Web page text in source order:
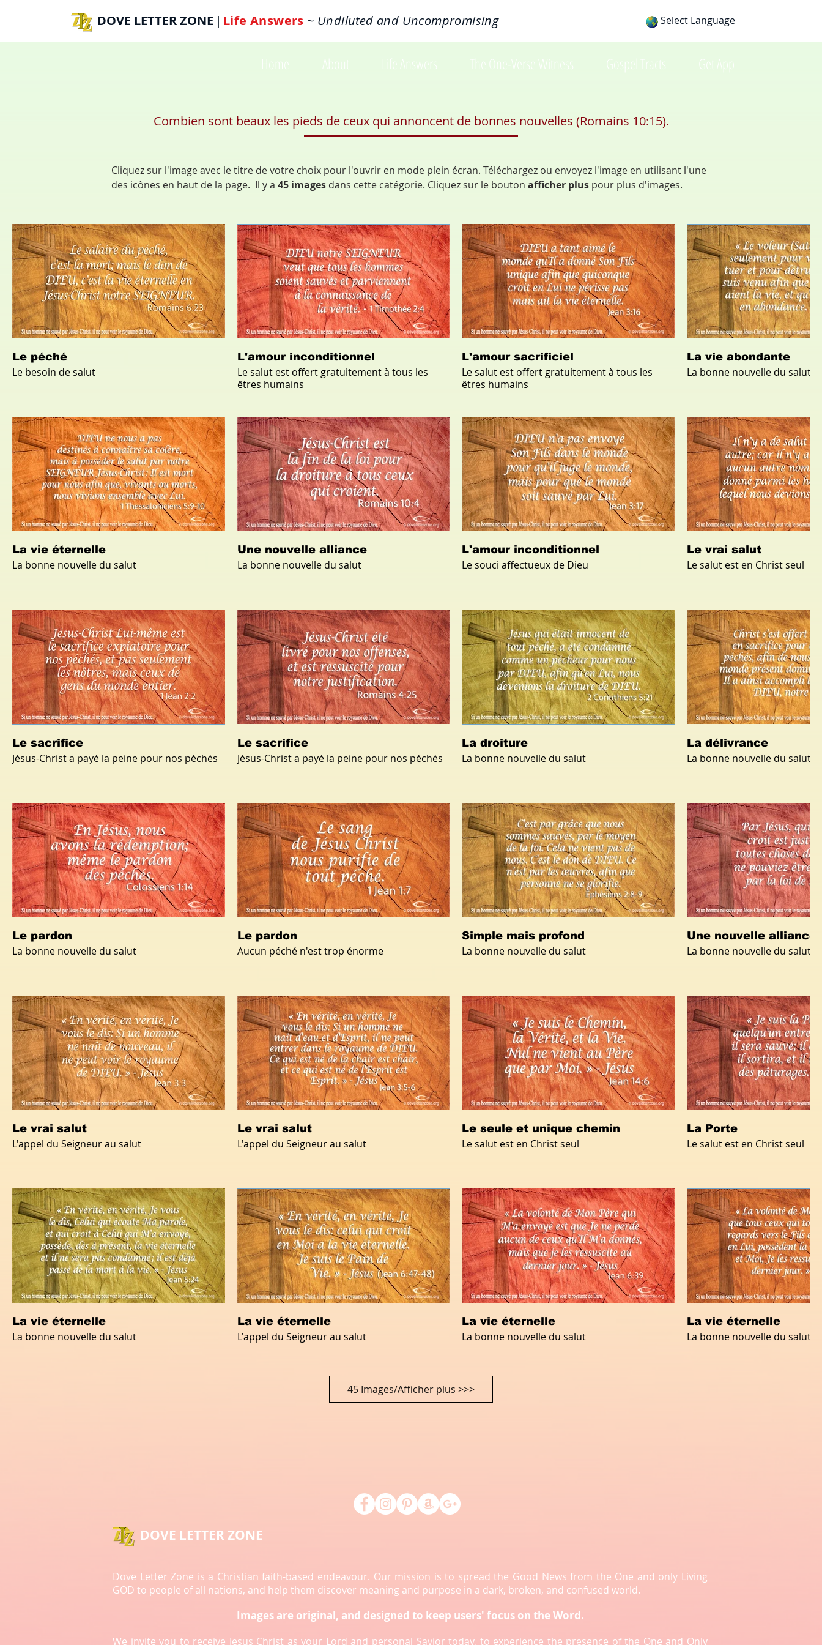
DOVE LETTER ZONE | Life Answers ~ Undiluted and Uncompromising Select Language
Home About Life Answers The One-Verse Witness Gospel Tracts Get App
Combien sont beaux les pieds de ceux qui annoncent de bonnes nouvelles (Romains 10:15).
Cliquez sur l'image avec le titre de votre choix pour l'ouvrir en mode plein écran. Téléchargez ou envoyez l'image en utilisant l'une
des icônes en haut de la page. Il y a 45 images dans cette catégorie. Cliquez sur le bouton afficher plus pour plus d'images.
Le péché
Le besoin de salut
L'amour inconditionnel
Le salut est offert gratuitement à tous les
êtres humains
L'amour sacrificiel
Le salut est offert gratuitement à tous les
êtres humains
La vie abondante
La bonne nouvelle du salut
La vie éternelle
La bonne nouvelle du salut
Une nouvelle alliance
La bonne nouvelle du salut
L'amour inconditionnel
Le souci affectueux de Dieu
Le vrai salut
Le salut est en Christ seul
Le sacrifice
Jésus-Christ a payé la peine pour nos péchés
Le sacrifice
Jésus-Christ a payé la peine pour nos péchés
La droiture
La bonne nouvelle du salut
La délivrance
La bonne nouvelle du salut
Le pardon
La bonne nouvelle du salut
Le pardon
Aucun péché n'est trop énorme
Simple mais profond
La bonne nouvelle du salut
Une nouvelle alliance
La bonne nouvelle du salut
Le vrai salut
L'appel du Seigneur au salut
Le vrai salut
L'appel du Seigneur au salut
Le seule et unique chemin
Le salut est en Christ seul
La Porte
Le salut est en Christ seul
La vie éternelle
La bonne nouvelle du salut
La vie éternelle
L'appel du Seigneur au salut
La vie éternelle
La bonne nouvelle du salut
La vie éternelle
La bonne nouvelle du salut
La bonne nouvelle du salut
45 Images/Afficher plus >>>
DOVE LETTER ZONE
Dove Letter Zone is a Christian faith-based endeavour. Our mission is to spread the Good News from the One and only Living
GOD to people of all nations, and help them discover meaning and purpose in a dark, broken, and confused world.
Images are original, and designed to keep users' focus on the Word.
We invite you to receive Jesus Christ as your Lord and personal Savior today, to experience the presence of the One and Only